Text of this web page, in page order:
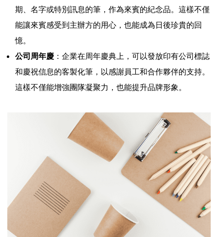
期、名字或特別訊息的筆，作為來賓的紀念品。這樣不僅
能讓來賓感受到主辦方的用心，也能成為日後珍貴的回
憶。
公司周年慶 ：企業在周年慶典上，可以發放印有公司標誌
和慶祝信息的客製化筆，以感謝員工和合作夥伴的支持。
這樣不僅能增強團隊凝聚力，也能提升品牌形象。